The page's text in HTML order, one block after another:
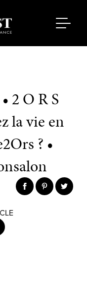
2 O R S
la vie en
? •